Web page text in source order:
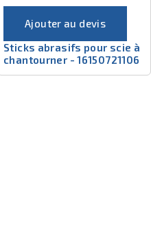
Ajouter au devis
Sticks abrasifs pour scie à
chantourner - 16150721106